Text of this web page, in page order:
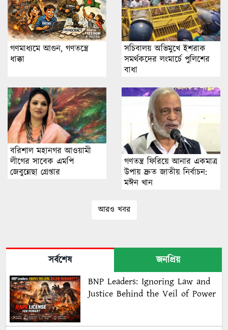
গণমাধ্যমে আগুন, গণতন্ত্রে
ধাক্কা
সচিবালয় অভিমুখে ইশরাক
সমর্থকদের লংমার্চে পুলিশের
বাধা
বরিশাল মহানগর আওয়ামী
লীগের সাবেক এমপি
জেবুন্নেছা গ্রেপ্তার
গণতন্ত্র ফিরিয়ে আনার একমাত্র
উপায় দ্রুত জাতীয় নির্বাচন:
মঈন খান
আরও খবর
সর্বশেষ
জনপ্রিয়
BNP Leaders: Ignoring Law and
Justice Behind the Veil of Power